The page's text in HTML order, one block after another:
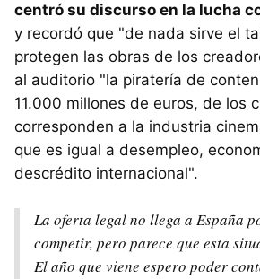
centró su discurso en la lucha
y recordó que "de nada sirve el
protegen las obras de los
al auditorio "la piratería de
11.000 millones de euros, de los
corresponden a la industria
que es igual a desempleo,
descrédito internacional".
La oferta legal no llega a España
competir, pero parece que esta
El año que viene espero poder